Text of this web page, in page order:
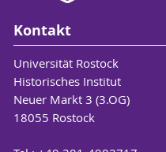
Kontakt
Universität Rostock
Historisches Institut
Neuer Markt 3 (3.OG)
18055 Rostock